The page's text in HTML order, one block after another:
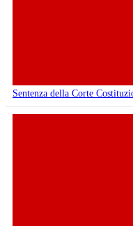
Sentenza della Corte